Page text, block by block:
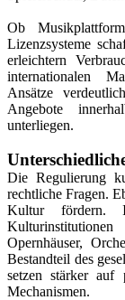
Ob
Lizenzsysteme
erleichtern
internationalen
Ansätze
Angebote
unterliegen.
Die Regulierung
rechtliche Fragen.
Kultur fördern.
Opernhäuser,
Bestandteil des
setzen stärker auf
Mechanismen.